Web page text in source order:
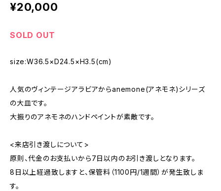
¥20,000
SOLD OUT
size:W36.5×D24.5×H3.5(cm)
人気のヴィンテージアラビアからanemone(アネモネ)シリーズ
の大皿です。
大振りのアネモネのハンドペイントが素敵です。
<来店引き渡しについて>
原則、代金のお支払いから7日以内のお引き渡しとなります。
8日以上経過致しますと、保管料（1100円/1週間）が発生致しま
す。